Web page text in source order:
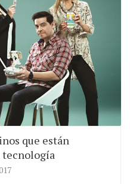
que están
tecnología